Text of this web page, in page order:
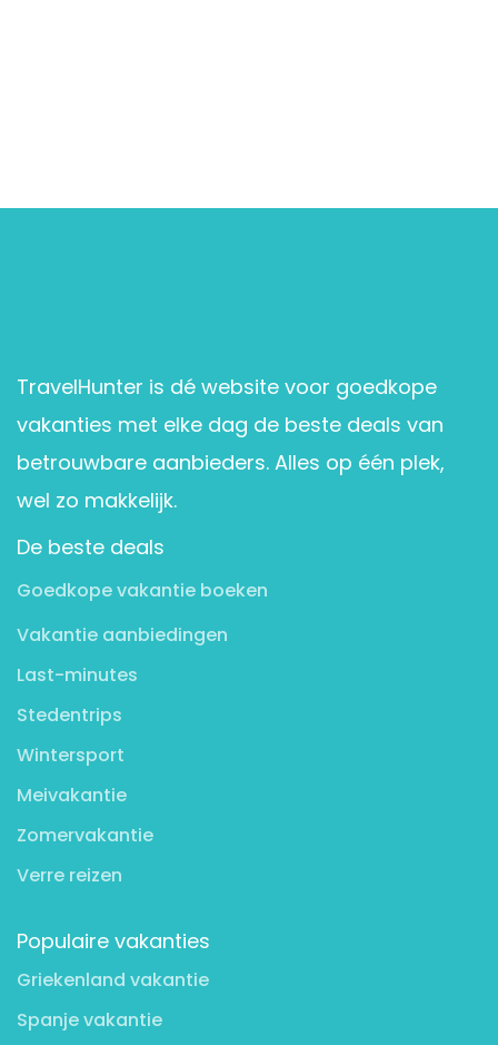
TravelHunter is dé website voor goedkope
vakanties met elke dag de beste deals van
betrouwbare aanbieders. Alles op één plek,
wel zo makkelijk.
De beste deals
Goedkope vakantie boeken
Vakantie aanbiedingen
Last-minutes
Stedentrips
Wintersport
Meivakantie
Zomervakantie
Verre reizen
Populaire vakanties
Griekenland vakantie
Spanje vakantie